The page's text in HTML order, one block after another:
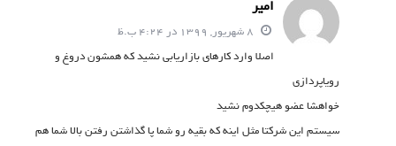
امیر
اصلا وارد کارهای بازاریابی نشید که همشون دروغ و
رویاپردازی
خواهشا عضو هیچکدوم نشید
سیستم این شرکتا مثل اینه که بقیه رو شما پا گذاشتن رفتن بالا شما هم